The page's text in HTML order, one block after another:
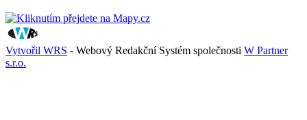
Vytvořil WRS - Webový Redakční Systém společnosti W Partner
s.r.o.